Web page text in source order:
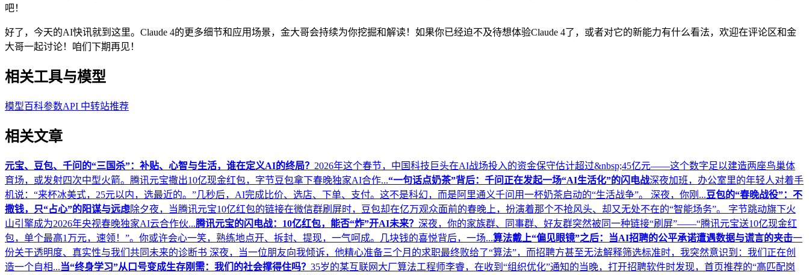
吧！
好了，今天的AI快讯就到这里。Claude 4的更多细节和应用场景，金大哥会持续为你挖掘和解读！如果你已经迫不及待想体验Claude 4了，或者对它的新能力有什么看法，欢迎在评论区和金
大哥一起讨论！咱们下期再见！
相关工具与模型
模型百科参数API 中转站推荐
相关文章
元宝、豆包、千问的“三国杀”：补贴、心智与生活，谁在定义AI的终局？ 2026年这个春节，中国科技巨头在AI战场投入的资金保守估计超过&nbsp;45亿元——这个数字足以建造两座鸟巢体
育场，或发射四次中型火箭。腾讯元宝撒出10亿现金红包，字节豆包拿下春晚独家AI合作...“一句话点奶茶”背后：千问正在发起一场“AI生活化”的闪电战深夜加班，办公室里的年轻人对着手
机说：“来杯冰美式，25元以内，选最近的。”几秒后，AI完成比价、选店、下单、支付。这不是科幻，而是阿里通义千问用一杯奶茶启动的“生活战争”。 深夜，你刚...豆包的“春晚战役”：不
撒钱，只“占心”的阳谋与远虑除夕夜，当腾讯元宝10亿红包的链接在微信群刷屏时，豆包却在亿万观众面前的春晚上，扮演着那个不抢风头、却又无处不在的“智能场务”。 字节跳动旗下火
山引擎成为2026年央视春晚独家AI云合作伙...腾讯元宝的闪电战：10亿红包，能否“炸”开AI未来？ 深夜，你的家族群、同事群、好友群突然被同一种链接“刷屏”——“腾讯元宝送10亿现金红
包，单个最高1万元，速领！”。你或许会心一笑，熟练地点开、拆封、提现，一气呵成。几块钱的喜悦背后，一场...算法戴上“偏见眼镜”之后：当AI招聘的公平承诺遭遇数据与谎言的夹击一
份关于透明度、真实性与我们共同未来的诊断书 深夜，当一位朋友向我倾诉，他精心准备三个月的求职最终败给了“算法”，而招聘方甚至无法解释筛选标准时，我突然意识到：我们正在创
造一个自相...当“终身学习”从口号变成生存刚需：我们的社会撑得住吗？ 35岁的某互联网大厂算法工程师李睿，在收到“组织优化”通知的当晚，打开招聘软件时发现，首页推荐的“高匹配岗